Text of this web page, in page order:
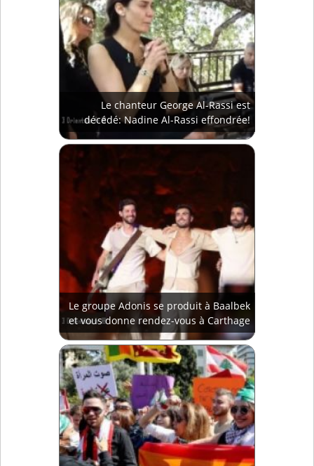
Le chanteur George Al-Rassi est
décédé: Nadine Al-Rassi effondrée!
Le groupe Adonis se produit à Baalbek
et vous donne rendez-vous à Carthage